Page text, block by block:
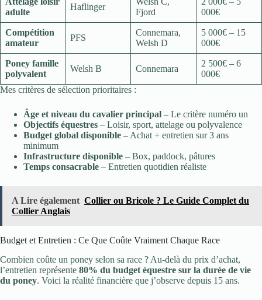
adulte
Haflinger
Fjord
000€
Compétition
amateur
PFS
Connemara,
Welsh D
5 000€ – 15
000€
Poney famille
polyvalent
Welsh B Connemara
2 500€ – 6
000€
Mes critères de sélection prioritaires :
Âge et niveau du cavalier principal – Le critère numéro un
Objectifs équestres – Loisir, sport, attelage ou polyvalence
Budget global disponible – Achat + entretien sur 3 ans
minimum
Infrastructure disponible – Box, paddock, pâtures
Temps consacrable – Entretien quotidien réaliste
A Lire également Collier ou Bricole ? Le Guide Complet du
Collier Anglais
Budget et Entretien : Ce Que Coûte Vraiment Chaque Race
Combien coûte un poney selon sa race ? Au-delà du prix d’achat,
l’entretien représente 80% du budget équestre sur la durée de vie
du poney. Voici la réalité financière que j’observe depuis 15 ans.